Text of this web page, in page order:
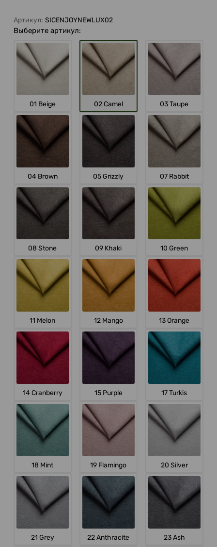
Артикул: SICENJOYNEWLUX02
Выберите артикул:
01 Beige 02 Camel 03 Taupe
04 Brown 05 Grizzly 07 Rabbit
08 Stone 09 Khaki 10 Green
11 Melon 12 Mango 13 Orange
14 Cranberry 15 Purple 17 Turkis
18 Mint 19 Flamingo 20 Silver
21 Grey 22 Anthracite 23 Ash